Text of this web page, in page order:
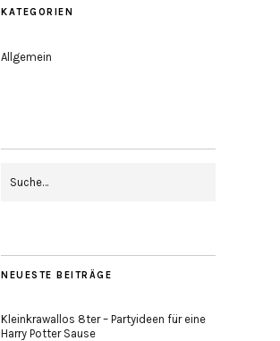
KATEGORIEN
Allgemein
NEUESTE BEITRÄGE
Kleinkrawallos 8ter – Partyideen für eine
Harry Potter Sause